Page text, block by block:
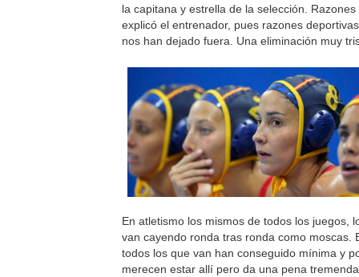
la capitana y estrella de la selección.
explicó el entrenador, pues razones
nos han dejado fuera. Una eliminación muy
En atletismo los mismos de todos los juegos,
van cayendo ronda tras ronda como moscas.
todos los que van han conseguido mínima y
merecen estar allí pero da una pena